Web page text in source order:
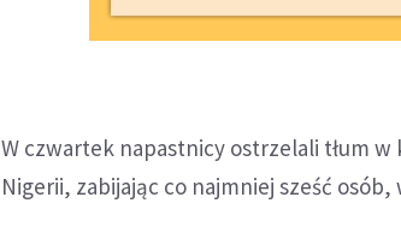
W czwartek napastnicy ostrzelali tłum w
Nigerii, zabijając co najmniej sześć